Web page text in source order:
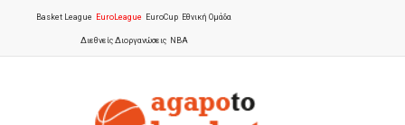
Basket League EuroLeague EuroCup Εθνική Ομάδα
Διεθνείς Διοργανώσεις NBA